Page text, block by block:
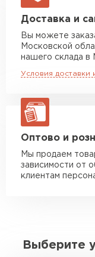
Машина до 20
Манипулятор
макс. длина
макс. длина
Манипулятор до
макс. длина
Доставка и
Вы можете
Московской
нашего склада в
Условия доставки
Оптово и
Мы продаем
зависимости от
клиентам
Выберите